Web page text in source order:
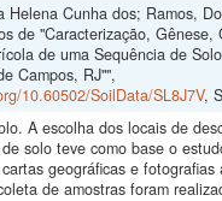
Helena Cunha dos; Ramos,
de "Caracterização, Gênese,
de uma Sequência de
Campos, RJ"",
10.60502/SoilData/SL8J7V,
A escolha dos locais de
solo teve como base o
geográficas e fotografias
de amostras foram